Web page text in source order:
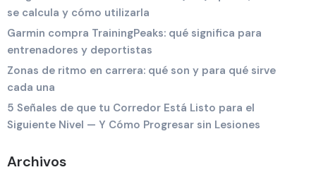
se calcula y cómo utilizarla
Garmin compra TrainingPeaks: qué significa para
entrenadores y deportistas
Zonas de ritmo en carrera: qué son y para qué sirve
cada una
5 Señales de que tu Corredor Está Listo para el
Siguiente Nivel — Y Cómo Progresar sin Lesiones
Archivos